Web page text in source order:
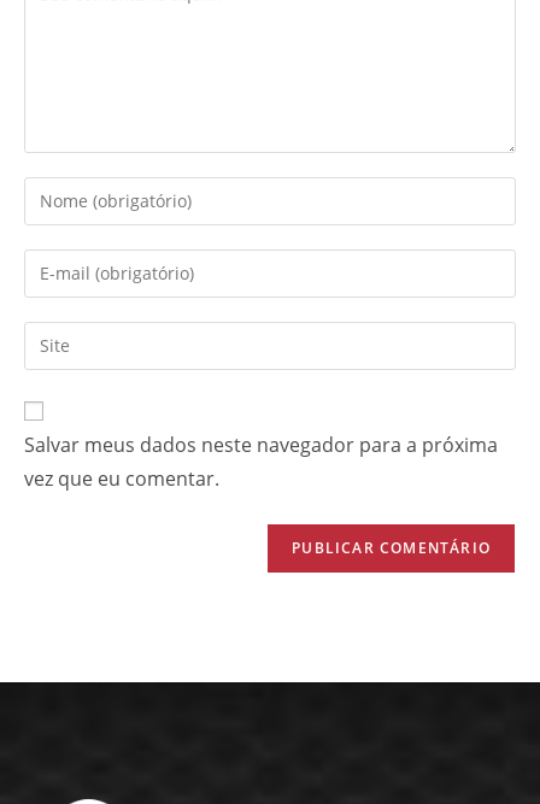
Salvar meus dados neste navegador para a próxima
vez que eu comentar.